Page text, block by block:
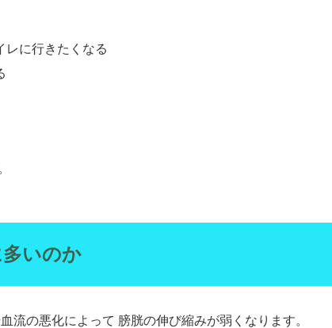
レに行きたくなる
いのか
流の悪化によって 膀胱の伸び縮みが弱くなります。